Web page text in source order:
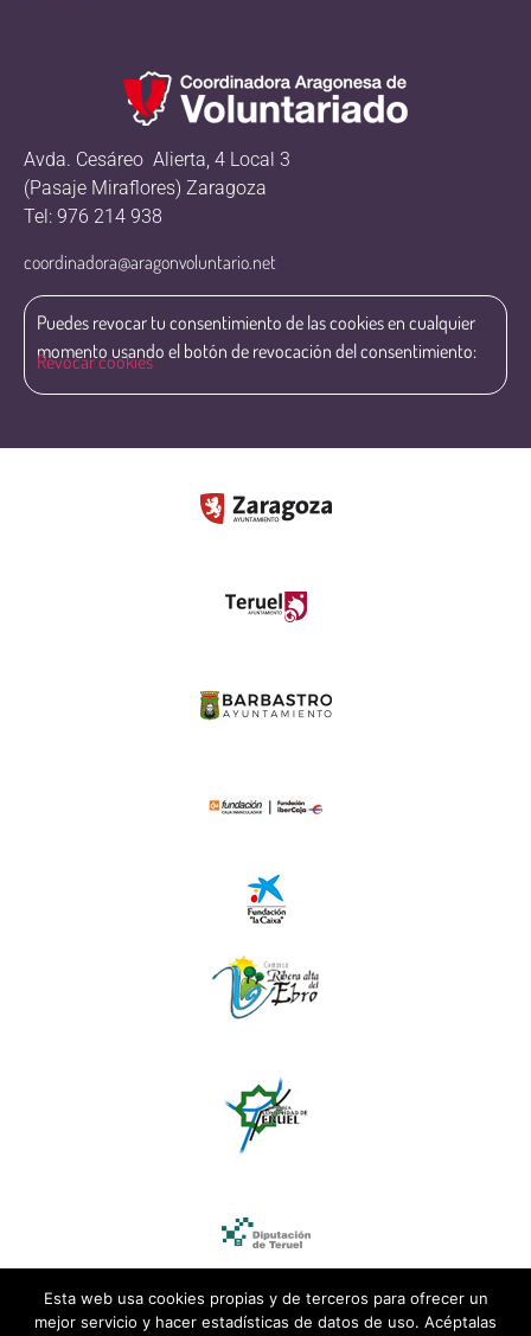
Avda. Cesáreo Alierta, 4 Local 3
(Pasaje Miraflores) Zaragoza
Tel: 976 214 938
coordinadora@aragonvoluntario.net
Puedes revocar tu consentimiento de las cookies en cualquier
momento usando el botón de revocación del consentimiento:
Revocar cookies
Esta web usa cookies propias y de terceros para ofrecer un
mejor servicio y hacer estadísticas de datos de uso. Acéptalas